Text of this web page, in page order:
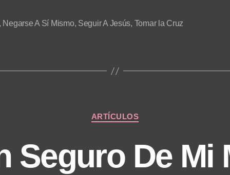
Negarse A Sí Mismo, Seguir A Jesús, Tomar la Cruz
Categories
ARTÍCULOS
Seguro De Mi